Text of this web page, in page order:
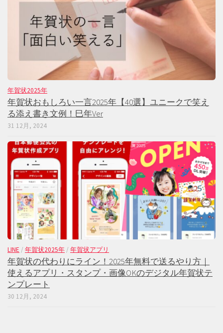
年賀状2025年
年賀状おもしろい一言2025年【40選】ユニークで笑え
る添え書き文例！巳年Ver
31 12月, 2024
LINE / 年賀状2025年 / 年賀状アプリ
年賀状の代わりにライン！2025年無料で送るやり方｜
使えるアプリ・スタンプ・画像OKのデジタル年賀状テ
ンプレート
30 12月, 2024